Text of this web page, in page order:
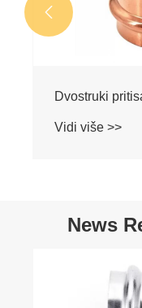
Dvostruki
Vidi više >>

News